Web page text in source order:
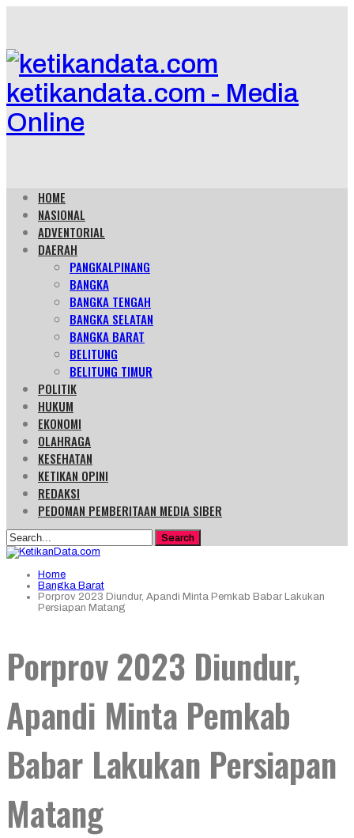
ketikandata.com - Media
Online
HOME
NASIONAL
ADVENTORIAL
DAERAH
PANGKALPINANG
BANGKA
BANGKA TENGAH
BANGKA SELATAN
BANGKA BARAT
BELITUNG
BELITUNG TIMUR
POLITIK
HUKUM
EKONOMI
OLAHRAGA
KESEHATAN
KETIKAN OPINI
REDAKSI
PEDOMAN PEMBERITAAN MEDIA SIBER
Home
Bangka Barat
Porprov 2023 Diundur, Apandi Minta Pemkab Babar Lakukan
Persiapan Matang
Porprov 2023 Diundur,
Apandi Minta Pemkab
Babar Lakukan Persiapan
Matang